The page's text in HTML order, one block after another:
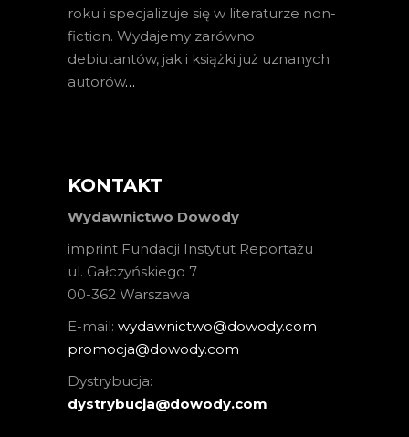
roku i specjalizuje się w literaturze non-
fiction. Wydajemy zarówno
debiutantów, jak i książki już uznanych
autorów…
KONTAKT
Wydawnictwo Dowody
imprint Fundacji Instytut Reportażu
ul. Gałczyńskiego 7
00-362 Warszawa
E-mail: wydawnictwo@dowody.com
promocja@dowody.com
Dystrybucja:
dystrybucja@dowody.com